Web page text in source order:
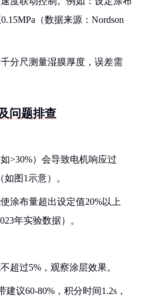
（数据来源：Nordson
分尺测量湿膜厚度，误差需
问题排查
>30%）会导致电机响应过
图1示意）。
涂布量超出设定值20%以上
年实验数据）。
超过5%，观察涂层效果。
议60-80%，积分时间1.2s，